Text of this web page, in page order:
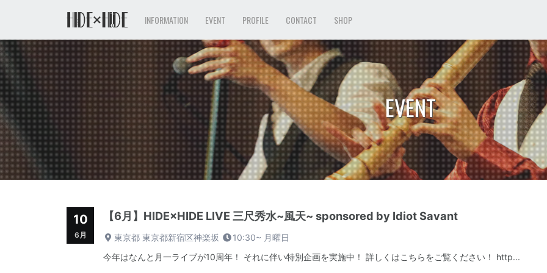
INFORMATION EVENT PROFILE CONTACT SHOP
EVENT
10
6月
【6月】HIDE×HIDE LIVE 三尺秀水~風天~ sponsored by Idiot Savant
東京都 東京都新宿区神楽坂 10:30~ 月曜日
今年はなんと月一ライブが10周年！ それに伴い特別企画を実施中！ 詳しくはこちらをご覧ください！ http...